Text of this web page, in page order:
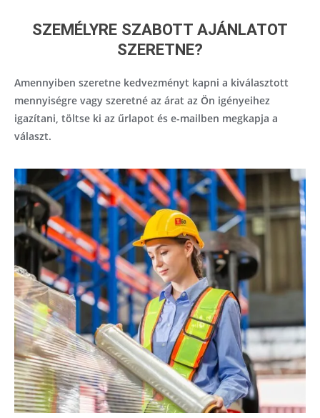
SZEMÉLYRE SZABOTT AJÁNLATOT
SZERETNE?
Amennyiben szeretne kedvezményt kapni a kiválasztott
mennyiségre vagy szeretné az árat az Ön igényeihez
igazítani, töltse ki az űrlapot és e-mailben megkapja a
választ.